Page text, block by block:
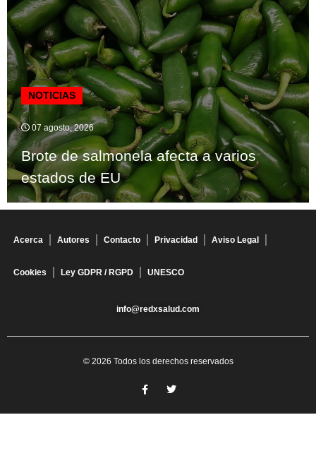
NOTICIAS
07 agosto, 2026
Brote de salmonela afecta a varios
estados de EU
Acerca Autores Contacto Privacidad Aviso Legal
Cookies Ley GDPR / RGPD UNESCO
info@redxsalud.com
© 2026 Todos los derechos reservados